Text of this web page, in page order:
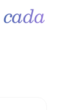
cada